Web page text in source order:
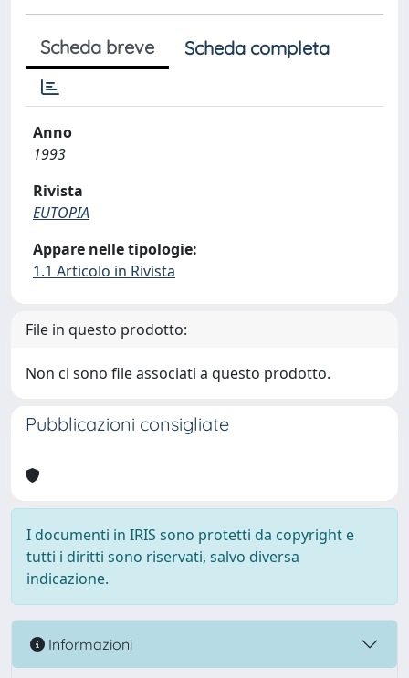
Scheda breve Scheda completa
Anno
1993
Rivista
EUTOPIA
Appare nelle tipologie:
1.1 Articolo in Rivista
File in questo prodotto:
Non ci sono file associati a questo prodotto.
Pubblicazioni consigliate
I documenti in IRIS sono protetti da copyright e
tutti i diritti sono riservati, salvo diversa
indicazione.
Informazioni